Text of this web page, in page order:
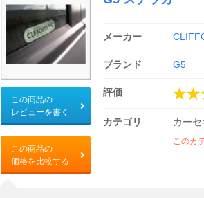
この商品の
レビューを書く
この商品の
価格を比較する
メーカー
ブランド G5
評価
カテゴリ カーセ
このカ